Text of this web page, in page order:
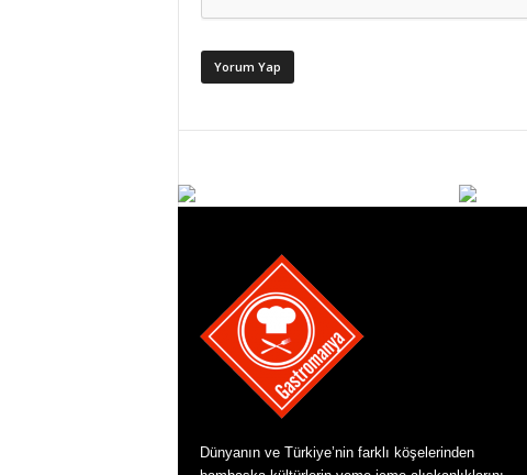
Dünyanın ve Türkiye’nin farklı köşelerinden